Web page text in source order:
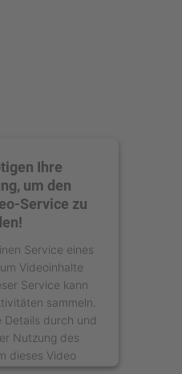
Ihre
um den
Service zu
Service eines
Videoinhalte
Service kann
sammeln.
Details durch und
Nutzung des
dieses Video